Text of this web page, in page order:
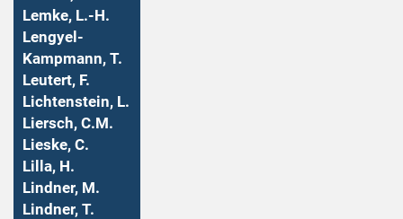
Lemke, L.-H.
Lengyel-
Kampmann, T.
Leutert, F.
Lichtenstein, L.
Liersch, C.M.
Lieske, C.
Lilla, H.
Lindner, M.
Lindner, T.